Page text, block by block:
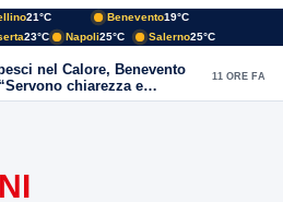
21°C Benevento19°C
23°C Napoli25°C Salerno25°C
nel Calore, Benevento
chiarezza e
sulla gestione
11 ORE FA